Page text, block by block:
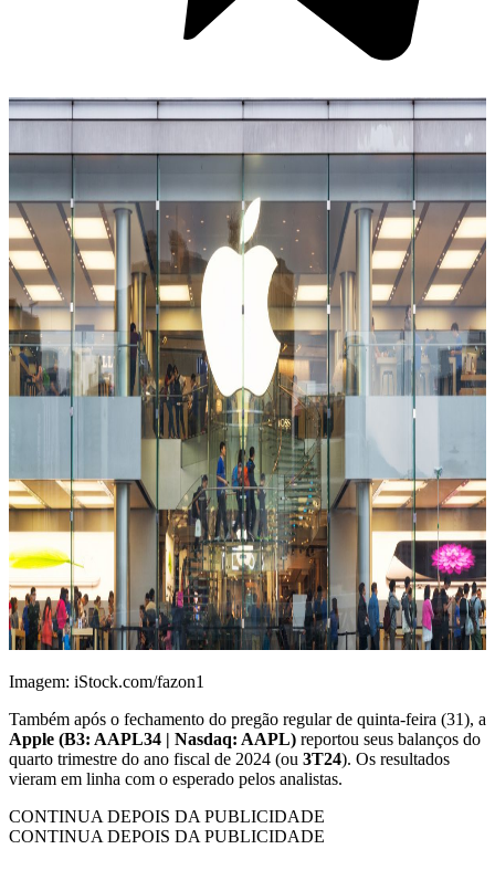
Imagem: iStock.com/fazon1
Também após o fechamento do pregão regular de quinta-feira (31), a
Apple (B3: AAPL34 | Nasdaq: AAPL) reportou seus balanços do
quarto trimestre do ano fiscal de 2024 (ou 3T24). Os resultados
vieram em linha com o esperado pelos analistas.
CONTINUA DEPOIS DA PUBLICIDADE
CONTINUA DEPOIS DA PUBLICIDADE